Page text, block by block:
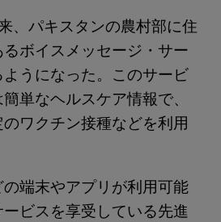
、パキスタンの農村部に住
ボイスメッセージ・サー
うになった。このサービ
単なヘルスケア情報で、
ワクチン接種などを利用
端末やアプリが利用可能
ビスを享受している先進